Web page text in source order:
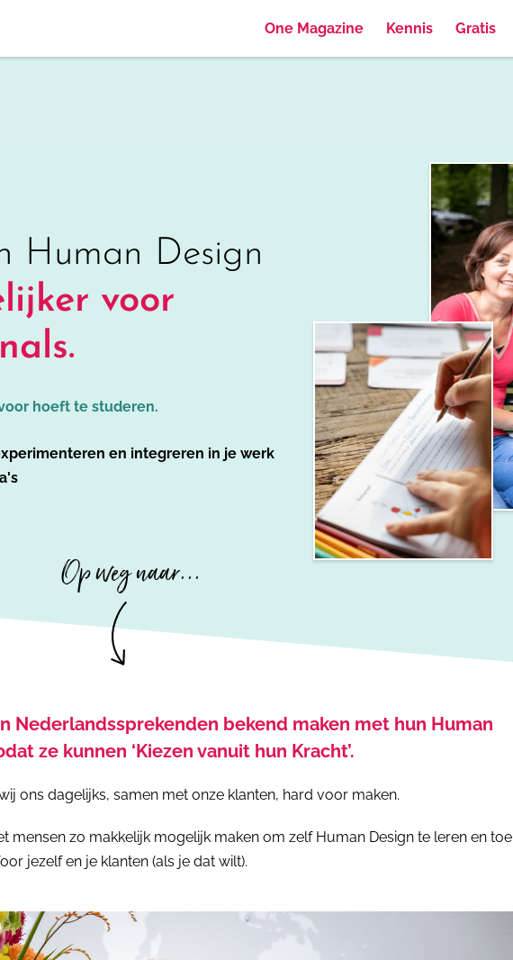
One Magazine Kennis Gratis
Human Design
voor
hoeft te studeren.
en integreren in je werk
Op weg naar...
Nederlandssprekenden bekend maken met hun Human
ze kunnen ‘Kiezen vanuit hun Kracht’.
ons dagelijks, samen met onze klanten, hard voor maken.
mensen zo makkelijk mogelijk maken om zelf Human Design te leren en toe
jezelf en je klanten (als je dat wilt).